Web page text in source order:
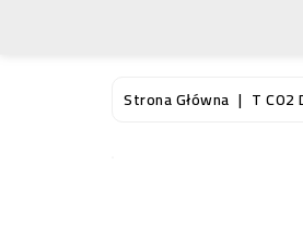
Strona Główna T CO2